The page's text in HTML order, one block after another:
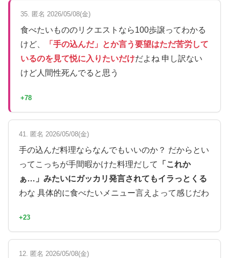
35. 匿名 2026/05/08(金)
食べたいもののリクエストなら100歩譲ってわかる
けど、
「手の込んだ」とか言う要望はただ苦労して
いるのを見て悦に入りたいだけだよね 申し訳ない
けど人間性死んでると思う
+78
41. 匿名 2026/05/08(金)
手の込んだ料理ならなんでもいいのか？ だからとい
ってこっちが手間暇かけた料理だして
「これか
ぁ…」みたいにガッカリ発言されてもイラっとくる
わな 具体的に食べたいメニュー言えよって感じだわ
+23
12. 匿名 2026/05/08(金)